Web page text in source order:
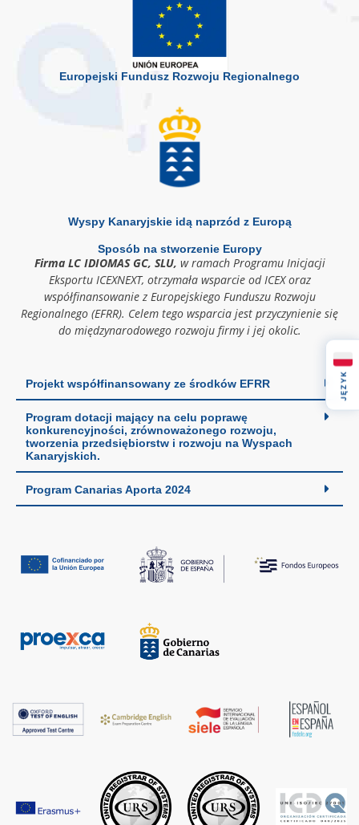
Europejski Fundusz Rozwoju Regionalnego
Wyspy Kanaryjskie idą naprzód z Europą
Sposób na stworzenie Europy
Firma LC IDIOMAS GC, SLU, w ramach Programu Inicjacji
Eksportu ICEXNEXT, otrzymała wsparcie od ICEX oraz
współfinansowanie z Europejskiego Funduszu Rozwoju
Regionalnego (EFRR). Celem tego wsparcia jest przyczynienie się
do międzynarodowego rozwoju firmy i jej okolic.
Projekt współfinansowany ze środków EFRR
Program dotacji mający na celu poprawę
konkurencyjności, zrównoważonego rozwoju,
tworzenia przedsiębiorstw i rozwoju na Wyspach
Kanaryjskich.
Program Canarias Aporta 2024
JĘZYK